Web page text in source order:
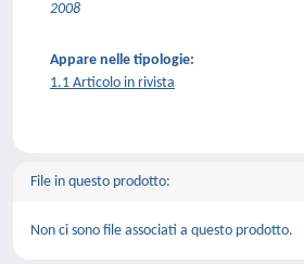
2008
Appare nelle tipologie:
1.1 Articolo in rivista
File in questo prodotto:
Non ci sono file associati a questo prodotto.